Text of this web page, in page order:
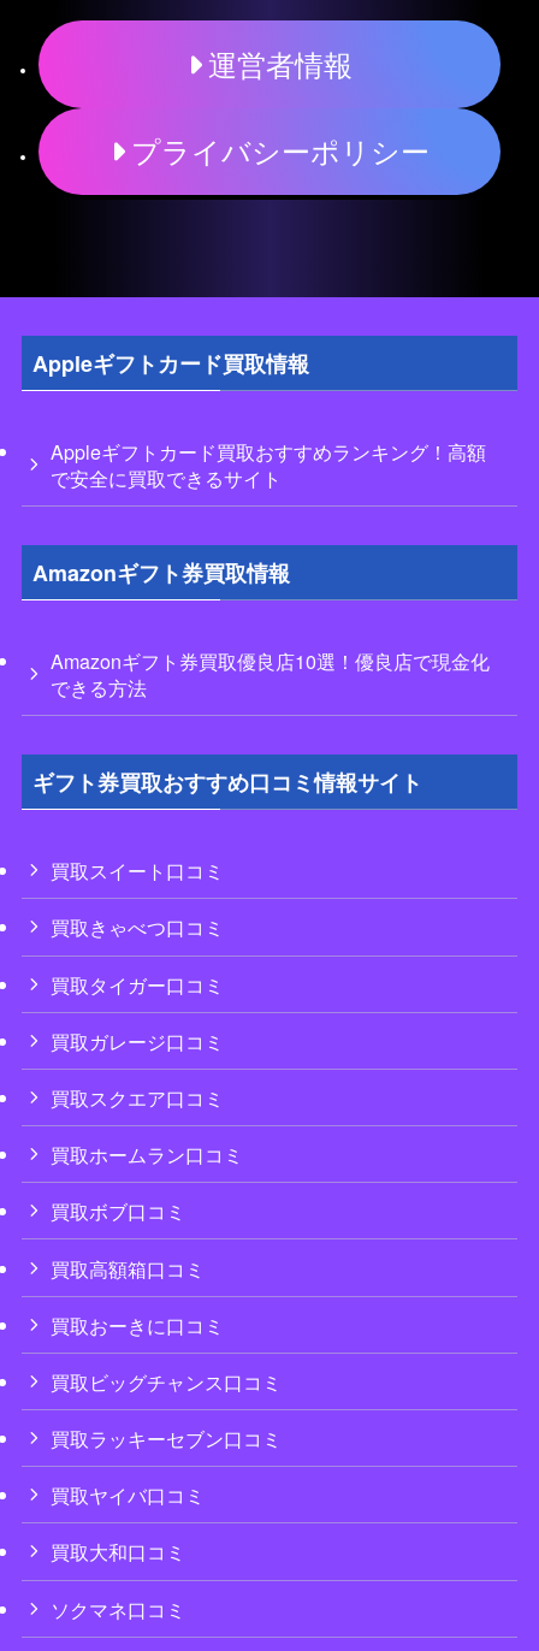
運営者情報
プライバシーポリシー
Appleギフトカード買取情報
Appleギフトカード買取おすすめランキング！高額
で安全に買取できるサイト
Amazonギフト券買取情報
Amazonギフト券買取優良店10選！優良店で現金化
できる方法
ギフト券買取おすすめ口コミ情報サイト
買取スイート口コミ
買取きゃべつ口コミ
買取タイガー口コミ
買取ガレージ口コミ
買取スクエア口コミ
買取ホームラン口コミ
買取ボブ口コミ
買取高額箱口コミ
買取おーきに口コミ
買取ビッグチャンス口コミ
買取ラッキーセブン口コミ
買取ヤイバ口コミ
買取大和口コミ
ソクマネ口コミ